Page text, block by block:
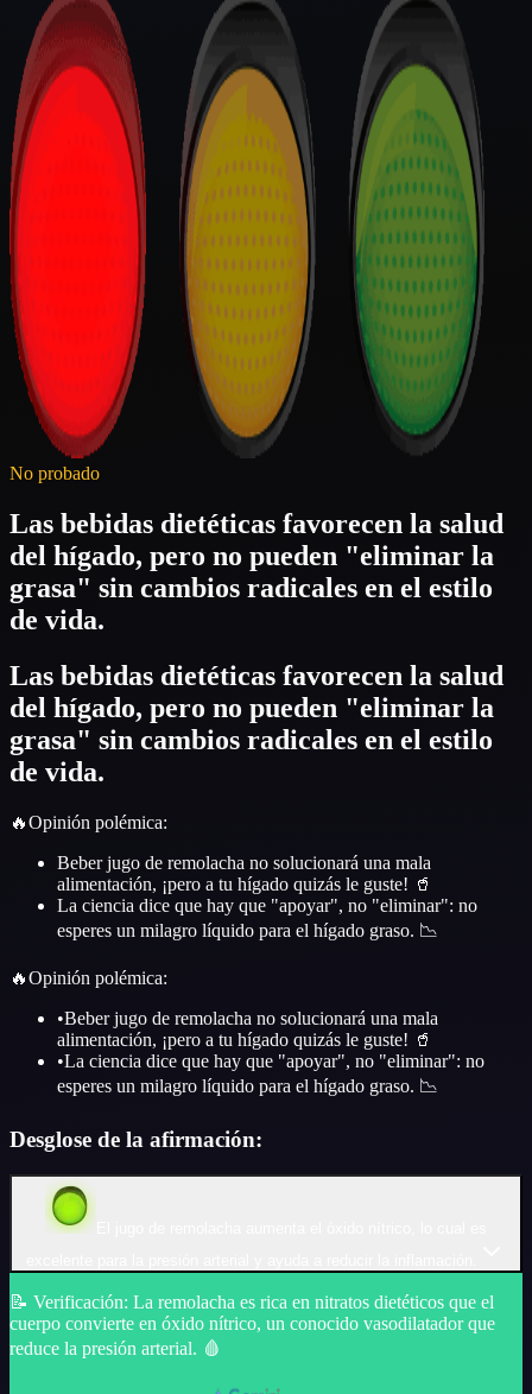
No probado
Las bebidas dietéticas favorecen la salud
del hígado, pero no pueden "eliminar la
grasa" sin cambios radicales en el estilo
de vida.
Las bebidas dietéticas favorecen la salud
del hígado, pero no pueden "eliminar la
grasa" sin cambios radicales en el estilo
de vida.
🔥Opinión polémica:
Beber jugo de remolacha no solucionará una mala
alimentación, ¡pero a tu hígado quizás le guste! 🥤
La ciencia dice que hay que "apoyar", no "eliminar": no
esperes un milagro líquido para el hígado graso. 📉
🔥Opinión polémica:
•Beber jugo de remolacha no solucionará una mala
alimentación, ¡pero a tu hígado quizás le guste! 🥤
•La ciencia dice que hay que "apoyar", no "eliminar": no
esperes un milagro líquido para el hígado graso. 📉
Desglose de la afirmación:
📝 Verificación: La remolacha es rica en nitratos dietéticos que el
cuerpo convierte en óxido nítrico, un conocido vasodilatador que
reduce la presión arterial. 🩸